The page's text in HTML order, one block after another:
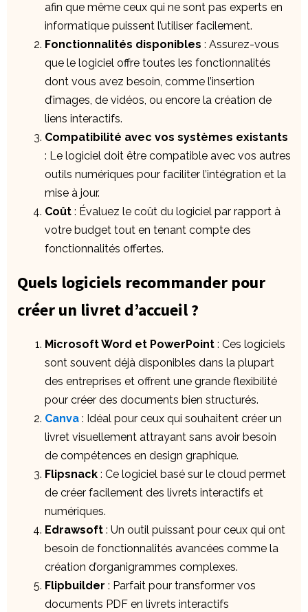
afin que même ceux qui ne sont pas experts en
informatique puissent l’utiliser facilement.
Fonctionnalités disponibles : Assurez-vous
que le logiciel offre toutes les fonctionnalités
dont vous avez besoin, comme l’insertion
d’images, de vidéos, ou encore la création de
liens interactifs.
Compatibilité avec vos systèmes existants
: Le logiciel doit être compatible avec vos autres
outils numériques pour faciliter l’intégration et la
mise à jour.
Coût : Évaluez le coût du logiciel par rapport à
votre budget tout en tenant compte des
fonctionnalités offertes.
Quels logiciels recommander pour
créer un livret d’accueil ?
Microsoft Word et PowerPoint : Ces logiciels
sont souvent déjà disponibles dans la plupart
des entreprises et offrent une grande flexibilité
pour créer des documents bien structurés.
Canva : Idéal pour ceux qui souhaitent créer un
livret visuellement attrayant sans avoir besoin
de compétences en design graphique.
Flipsnack : Ce logiciel basé sur le cloud permet
de créer facilement des livrets interactifs et
numériques.
Edrawsoft : Un outil puissant pour ceux qui ont
besoin de fonctionnalités avancées comme la
création d’organigrammes complexes.
Flipbuilder : Parfait pour transformer vos
documents PDF en livrets interactifs